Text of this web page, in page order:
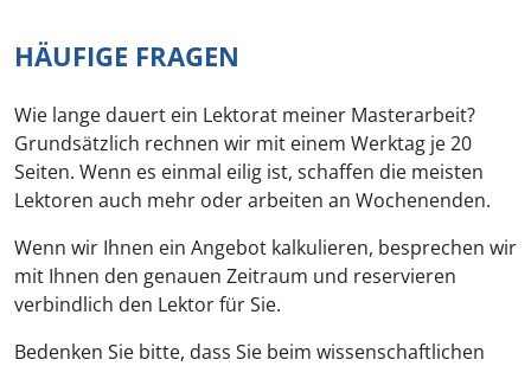
HÄUFIGE FRAGEN
Wie lange dauert ein Lektorat meiner Masterarbeit?
Grundsätzlich rechnen wir mit einem Werktag je 20
Seiten. Wenn es einmal eilig ist, schaffen die meisten
Lektoren auch mehr oder arbeiten an Wochenenden.
Wenn wir Ihnen ein Angebot kalkulieren, besprechen wir
mit Ihnen den genauen Zeitraum und reservieren
verbindlich den Lektor für Sie.
Bedenken Sie bitte, dass Sie beim wissenschaftlichen